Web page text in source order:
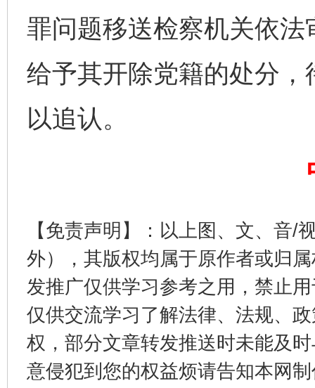
罪问题移送检察机关依
给予其开除党籍的处分
以追认。
【免责声明】：以上图、文、音/
外），其版权均属于原作者或归
发推广仅供学习参考之用，禁止
仅供交流学习了解法律、法规、
权，部分文章转发推送时未能及
意侵犯到您的权益烦请告知本网
一纸欠条伤亲情 巡回调解促和解..